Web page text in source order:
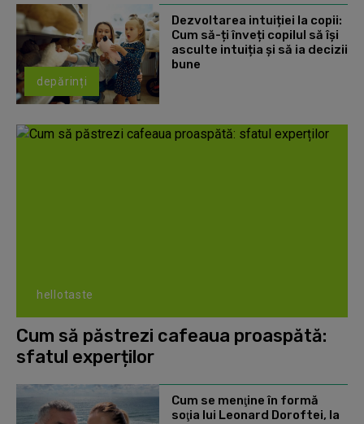
depărinți
Dezvoltarea intuiției la copii:
Cum să-ți înveți copilul să își
asculte intuiția și să ia decizii
bune
hellotaste
Cum să păstrezi cafeaua proaspătă:
sfatul experților
Cum se menţine în formă
soţia lui Leonard Doroftei, la